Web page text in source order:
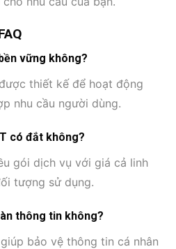
vững không?
thiết kế để hoạt động
nhu cầu người dùng.
có đắt không?
gói dịch vụ với giá cả linh
tượng sử dụng.
thông tin không?
bảo vệ thông tin cá nhân